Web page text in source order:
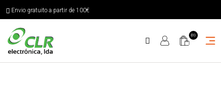
Envio gratuito a partir de 100€
(0)